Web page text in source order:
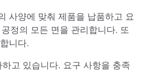
사양에 맞춰 제품을 납품하고 요
정의 모든 면을 관리합니다. 또
니다.
고 있습니다. 요구 사항을 충족